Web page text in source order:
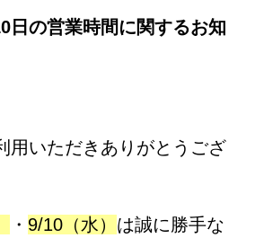
日の営業時間に関するお知
用いただきありがとうござ
・ 9/10（水） は誠に勝手な